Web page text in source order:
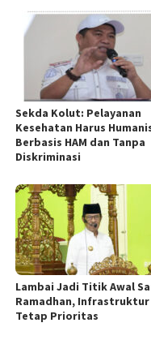
Sekda Kolut: Pelayanan
Kesehatan Harus
Berbasis HAM dan Tanpa
Diskriminasi
Lambai Jadi Titik Awal
Ramadhan, Infrastruktur
Tetap Prioritas